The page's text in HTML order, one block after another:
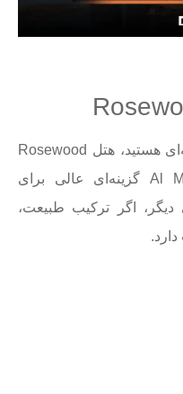
اگر به‌دنبال محیطی مدرن و حرفه‌ای هستید، هتل Rosewood
Abu Dhabi در جزیره‌ی Al Maryah گزینه‌ای عالی برای
اگر ترکیب طبیعت،